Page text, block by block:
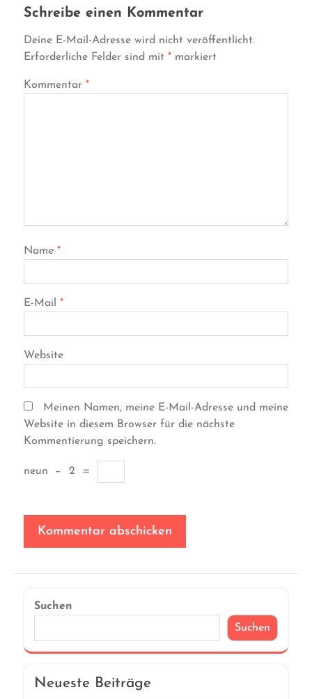
Schreibe einen Kommentar
Deine E-Mail-Adresse wird nicht veröffentlicht.
Erforderliche Felder sind mit *markiert
Kommentar *
Name *
E-Mail *
Website
Meinen Namen, meine E-Mail-Adresse und meine
Website in diesem Browser für die nächste
Kommentierung speichern.
neun − 2 =
Suchen
Suchen
Neueste Beiträge